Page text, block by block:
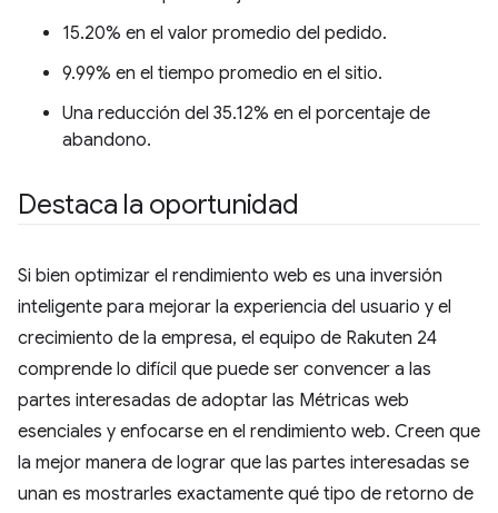
15.20% en el valor promedio del pedido.
9.99% en el tiempo promedio en el sitio.
Una reducción del 35.12% en el porcentaje de
abandono.
Destaca la oportunidad
Si bien optimizar el rendimiento web es una inversión
inteligente para mejorar la experiencia del usuario y el
crecimiento de la empresa, el equipo de Rakuten 24
comprende lo difícil que puede ser convencer a las
partes interesadas de adoptar las Métricas web
esenciales y enfocarse en el rendimiento web. Creen que
la mejor manera de lograr que las partes interesadas se
unan es mostrarles exactamente qué tipo de retorno de